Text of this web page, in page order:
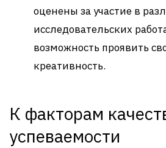
оценены за участие в
исследовательских
возможность проявить
креативность.
К факторам
успеваемости